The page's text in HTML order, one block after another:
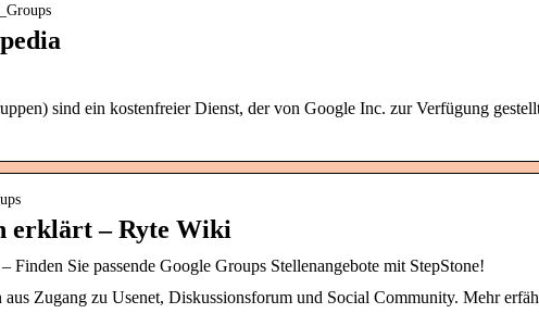
sind ein kostenfreier Dienst, der von Google Inc. zur Verfügung
erklärt – Ryte Wiki
Finden Sie passende Google Groups Stellenangebote mit StepStone!
Zugang zu Usenet, Diskussionsforum und Social Community. Mehr